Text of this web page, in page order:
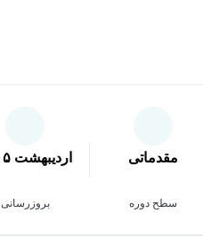
مقدماتی
سطح دوره بروزرسانی
اردیبهشت ۱۴۰۵